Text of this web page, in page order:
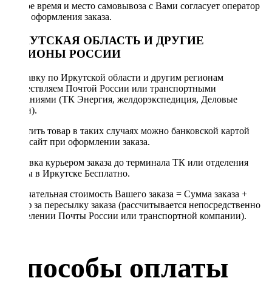
Точное время и место самовывоза с Вами согласует оператор
после оформления заказа.
ИРКУТСКАЯ ОБЛАСТЬ И ДРУГИЕ
РЕГИОНЫ РОССИИ
Отправку по Иркутской области и другим регионам
осуществляем Почтой России или транспортными
компаниями (ТК Энергия, желдорэкспедиция, Деловые
линии).
Оплатить товар в таких случаях можно банковской картой
через сайт при оформлении заказа.
Доставка курьером заказа до терминала ТК или отделения
Почты в Иркутске Бесплатно.
Окончательная стоимость Вашего заказа = Сумма заказа +
Тариф за пересылку заказа (рассчитывается непосредственно
в отделении Почты России или транспортной компании).
Способы оплаты